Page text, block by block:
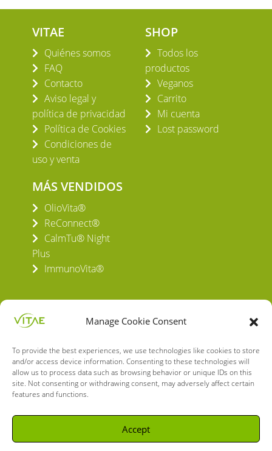
Manage Cookie Consent
To provide the best experiences, we use technologies like cookies to store
and/or access device information. Consenting to these technologies will
allow us to process data such as browsing behavior or unique IDs on this
site. Not consenting or withdrawing consent, may adversely affect certain
features and functions.
Accept
VITAE
Quiénes somos
FAQ
Contacto
Aviso legal y
política de privacidad
Política de Cookies
Condiciones de
uso y venta
SHOP
Todos los
productos
Veganos
Carrito
Mi cuenta
Lost password
MÁS VENDIDOS
OlioVita®
ReConnect®
CalmTu® Night
Plus
ImmunoVita®
VITAE HEALTH INNOVATION S.L.
C/ Verneda del Congost, 5
08160 Montmeló Barcelona (España)
Spanish